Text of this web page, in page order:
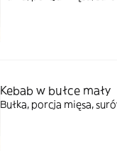
Kebab w bułce mały
Bułka, porcja mięsa,